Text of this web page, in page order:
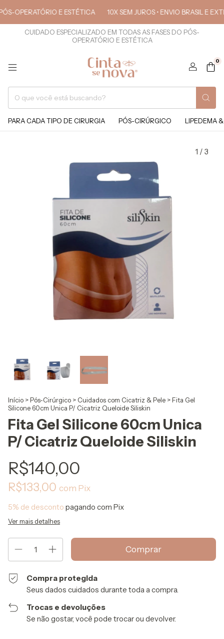
E ESTÉTICA 10X SEM JUROS • ENVIO BRASIL E EXTERIOR
CUIDADO ESPECIALIZADO EM TODAS AS FASES DO PÓS-
OPERATÓRIO E ESTÉTICA
0
PARA CADA TIPO DE CIRURGIA PÓS-CIRÚRGICO LIPEDEMA
1 / 3
Início >Pós-Cirúrgico > Cuidados com Cicatriz & Pele >Fita Gel
Silicone 60cm Unica P/ Cicatriz Queloide Siliskin
Fita Gel Silicone 60cm Unica
P/ Cicatriz Queloide Siliskin
R$140,00
R$133,00 com Pix
5% de desconto pagando com Pix
Ver mais detalhes
Compra protegida
Seus dados cuidados durante toda a compra.
Trocas e devoluções
Se não gostar, você pode trocar ou devolver.